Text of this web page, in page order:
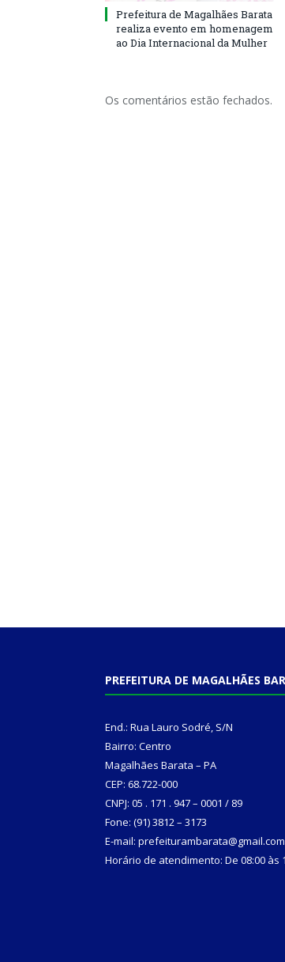
Prefeitura de Magalhães Barata
realiza evento em homenagem
ao Dia Internacional da Mulher
Os comentários estão fechados.
PREFEITURA DE MAGALHÃES
End.: Rua Lauro Sodré, S/N
Bairro: Centro
Magalhães Barata – PA
CEP: 68.722-000
CNPJ: 05 . 171 . 947 – 0001 / 89
Fone: (91) 3812 – 3173
E-mail: prefeiturambarata@gmail.com
Horário de atendimento: De 08:00 às